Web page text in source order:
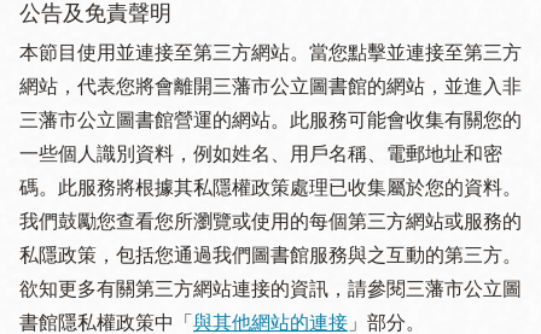
公告及免責聲明
本節目使用並連接至第三方網站。當您點擊並連接至第三方
網站，代表您將會離開三藩市公立圖書館的網站，並進入非
三藩市公立圖書館營運的網站。此服務可能會收集有關您的
一些個人識別資料，例如姓名、用戶名稱、電郵地址和密
碼。此服務將根據其私隱權政策處理已收集屬於您的資料。
我們鼓勵您查看您所瀏覽或使用的每個第三方網站或服務的
私隱政策，包括您通過我們圖書館服務與之互動的第三方。
欲知更多有關第三方網站連接的資訊，請參閱三藩市公立圖
書館隱私權政策中「 與其他網站的連接 」部分。